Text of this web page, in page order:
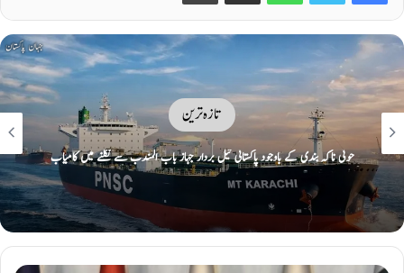
تازہ ترین
آبنائے ہرمز پر عبوری معاہدے کا اعلان آج متوقع، شمالی راستے پر ایران، جنوبی
راستے پر عمان کا کنٹرول ہوگا: امریکی نیوز ویب سائٹ